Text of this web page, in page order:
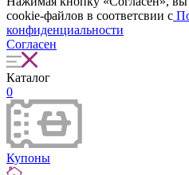
cookie-файлов в соответсвии с
конфиденциальности
Согласен
Каталог
0
Купоны